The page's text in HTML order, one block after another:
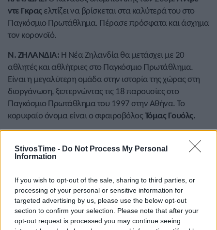
StivosTime - Do Not Process My Personal
Information
If you wish to opt-out of the sale, sharing to third parties, or
processing of your personal or sensitive information for
targeted advertising by us, please use the below opt-out
section to confirm your selection. Please note that after your
opt-out request is processed you may continue seeing
ντε Γκραςελπίζει να βρίσκεται στα καλύτερά του στο
Παγκόσμιο Πρωτάθλημα. Πέρασε πρόσφατα και άσχημα
τον κορονοϊό.
Ν. ΖΗΛΑΝΔΙΑ: Η Νέα Ζηλανδία θα μετάσχει με 20
αθλητές και αθλήτριες στο Παγκόσμιο Πρωτάθλημα.
Είναι η μεγαλύτερη ομάδα στην ιστορία της χώρας στη
διοργάνωση, ξεπερνώντας τις 18 παρουσίες στο
Παγκόσμιο Πρωτάθλημα του 1997 στην Αθήνα. Το
κορυφαίο όνομα είναι ο σφαιροβόλοςΤόμας Γουόλς.
επικεφαλής της ομάδας της Νιγηρίας που αποτελείται
από 22 αθλητές για το Παγκόσμιο Πρωτάθλημα. Είναι
Οφίλι(100μ., 200μ. και 4×100μ.) και οΦέιβορ Ας(100μ.
και 4×100μ.).
ΣΟΥΗΔΙΑ:Η σουηδική ομοσπονδία κανόνισε εκ νέου το
κλείσιμο εισιτηρίων για πολλά μέλη της ομάδας που